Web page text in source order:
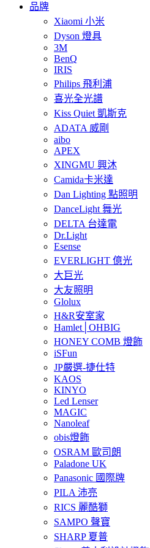
品牌
Xiaomi 小米
Dyson 燈具
3M
BenQ
IRIS
Philips 飛利浦
喜光全光譜
Kiss Quiet 凱斯克
ADATA 威剛
aibo
APEX
XINGMU 興沐
Camida卡米達
Dan Lighting 點照明
DanceLight 舞光
DELTA 台達電
Dr.Light
Esense
EVERLIGHT 億光
大巨光
大友照明
Glolux
H&R安室家
Hamlet│OHBIG
HONEY COMB 燈飾
iSFun
JP嚴選-捷仕特
KAOS
KINYO
Led Lenser
MAGIC
Nanoleaf
obis燈飾
OSRAM 歐司朗
Paladone UK
Panasonic 國際牌
PILA 沛亮
RICS 麗酷獅
SAMPO 聲寶
SHARP 夏普